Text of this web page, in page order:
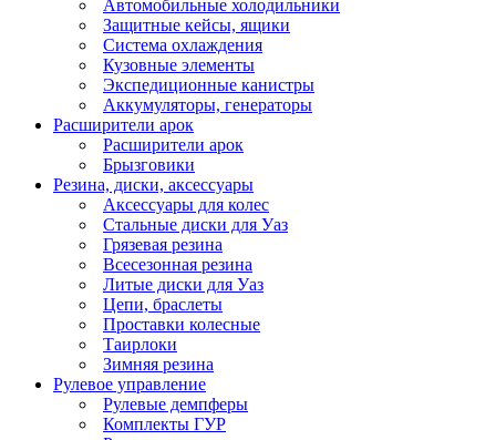
Автомобильные холодильники
Защитные кейсы, ящики
Система охлаждения
Кузовные элементы
Экспедиционные канистры
Аккумуляторы, генераторы
Расширители арок
Расширители арок
Брызговики
Резина, диски, аксессуары
Аксессуары для колес
Стальные диски для Уаз
Грязевая резина
Всесезонная резина
Литые диски для Уаз
Цепи, браслеты
Проставки колесные
Таирлоки
Зимняя резина
Рулевое управление
Рулевые демпферы
Комплекты ГУР